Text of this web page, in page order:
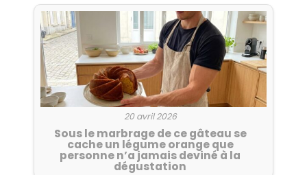
20 avril 2026
Sous le marbrage de ce gâteau se
cache un légume orange que
personne n’a jamais deviné à la
dégustation